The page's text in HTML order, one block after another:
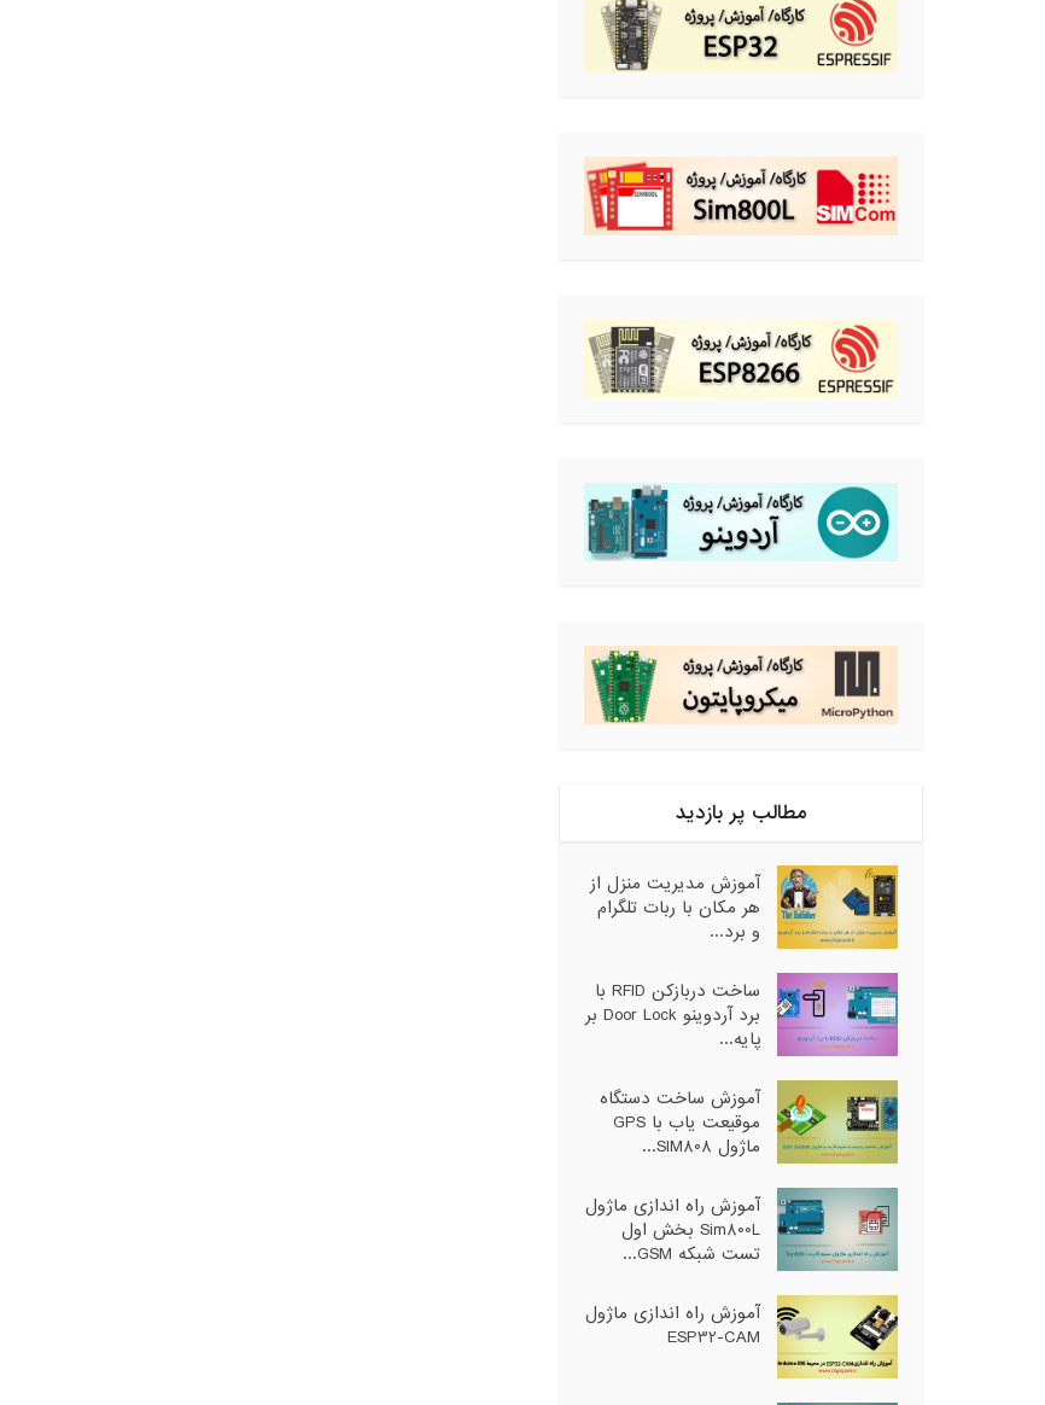
مطالب پر بازدید
آموزش مدیریت منزل از
هر مکان با ربات تلگرام
و برد...
ساخت دربازکن RFID با
برد آردوینو Door Lock بر
پایه...
آموزش ساخت دستگاه
موقیعت یاب با GPS
ماژول SIM808...
آموزش راه اندازی ماژول
Sim800L بخش اول
تست شبکه GSM...
آموزش راه اندازی ماژول
ESP32-CAM